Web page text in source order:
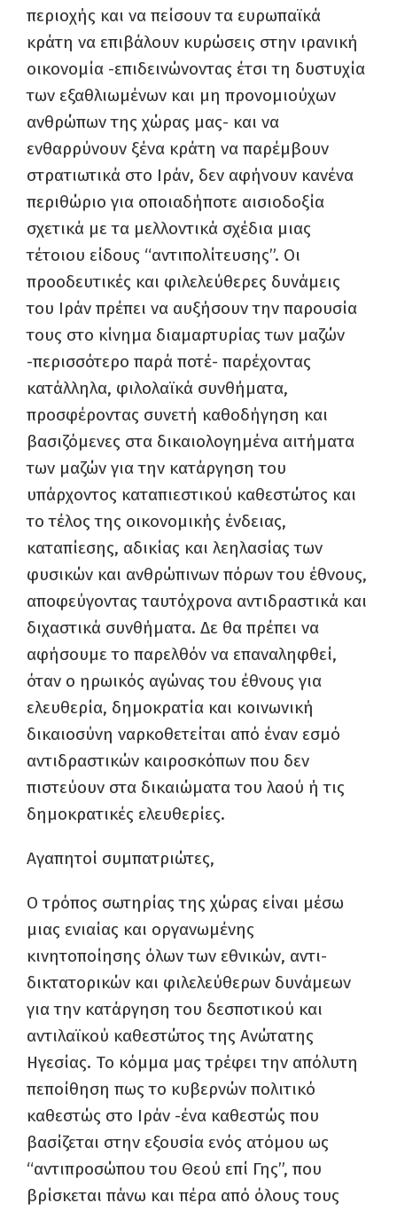
περιοχής και να πείσουν τα ευρωπαϊκά
κράτη να επιβάλουν κυρώσεις στην ιρανική
οικονομία -επιδεινώνοντας έτσι τη δυστυχία
των εξαθλιωμένων και μη προνομιούχων
ανθρώπων της χώρας μας- και να
ενθαρρύνουν ξένα κράτη να παρέμβουν
στρατιωτικά στο Ιράν, δεν αφήνουν κανένα
περιθώριο για οποιαδήποτε αισιοδοξία
σχετικά με τα μελλοντικά σχέδια μιας
τέτοιου είδους “αντιπολίτευσης”. Οι
προοδευτικές και φιλελεύθερες δυνάμεις
του Ιράν πρέπει να αυξήσουν την παρουσία
τους στο κίνημα διαμαρτυρίας των μαζών
-περισσότερο παρά ποτέ- παρέχοντας
κατάλληλα, φιλολαϊκά συνθήματα,
προσφέροντας συνετή καθοδήγηση και
βασιζόμενες στα δικαιολογημένα αιτήματα
των μαζών για την κατάργηση του
υπάρχοντος καταπιεστικού καθεστώτος και
το τέλος της οικονομικής ένδειας,
καταπίεσης, αδικίας και λεηλασίας των
φυσικών και ανθρώπινων πόρων του έθνους,
αποφεύγοντας ταυτόχρονα αντιδραστικά και
διχαστικά συνθήματα. Δε θα πρέπει να
αφήσουμε το παρελθόν να επαναληφθεί,
όταν ο ηρωικός αγώνας του έθνους για
ελευθερία, δημοκρατία και κοινωνική
δικαιοσύνη ναρκοθετείται από έναν εσμό
αντιδραστικών καιροσκόπων που δεν
πιστεύουν στα δικαιώματα του λαού ή τις
δημοκρατικές ελευθερίες.
Αγαπητοί συμπατριώτες,
Ο τρόπος σωτηρίας της χώρας είναι μέσω
μιας ενιαίας και οργανωμένης
κινητοποίησης όλων των εθνικών, αντι-
δικτατορικών και φιλελεύθερων δυνάμεων
για την κατάργηση του δεσποτικού και
αντιλαϊκού καθεστώτος της Ανώτατης
Ηγεσίας. Το κόμμα μας τρέφει την απόλυτη
πεποίθηση πως το κυβερνών πολιτικό
καθεστώς στο Ιράν -ένα καθεστώς που
βασίζεται στην εξουσία ενός ατόμου ως
“αντιπροσώπου του Θεού επί Γης”, που
βρίσκεται πάνω και πέρα από όλους τους